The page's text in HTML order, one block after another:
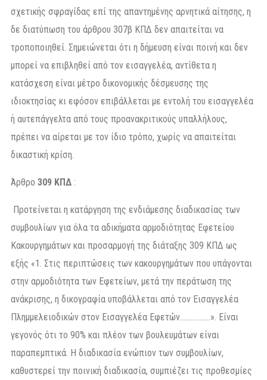
σχετικής σφραγίδας επί της απαντημένης αρνητικά αίτησης, η
δε διατύπωση του άρθρου 307β ΚΠΔ δεν απαιτείται να
τροποποιηθεί. Σημειώνεται ότι η δήμευση είναι ποινή και δεν
μπορεί να επιβληθεί από τον εισαγγελέα, αντίθετα η
κατάσχεση είναι μέτρο δικονομικής δέσμευσης της
ιδιοκτησίας κι εφόσον επιβάλλεται με εντολή του εισαγγελέα
ή αυτεπάγγελτα από τους προανακριτικούς υπαλλήλους,
πρέπει να αίρεται με τον ίδιο τρόπο, χωρίς να απαιτείται
δικαστική κρίση.
Άρθρο 309 ΚΠΔ :
Προτείνεται η κατάργηση της ενδιάμεσης διαδικασίας των
συμβουλίων για όλα τα αδικήματα αρμοδιότητας Εφετείου
Κακουργημάτων και προσαρμογή της διάταξης 309 ΚΠΔ ως
εξής «1. Στις περιπτώσεις των κακουργημάτων που υπάγονται
στην αρμοδιότητα των Εφετείων, μετά την περάτωση της
ανάκρισης, η δικογραφία υποβάλλεται από τον Εισαγγελέα
Πλημμελειοδικών στον Εισαγγελέα Εφετών……………..». Είναι
γεγονός ότι το 90% και πλέον των βουλευμάτων είναι
παραπεμπτικά. Η διαδικασία ενώπιον των συμβουλίων,
καθυστερεί την ποινική διαδικασία, συμπιέζει τις προθεσμίες